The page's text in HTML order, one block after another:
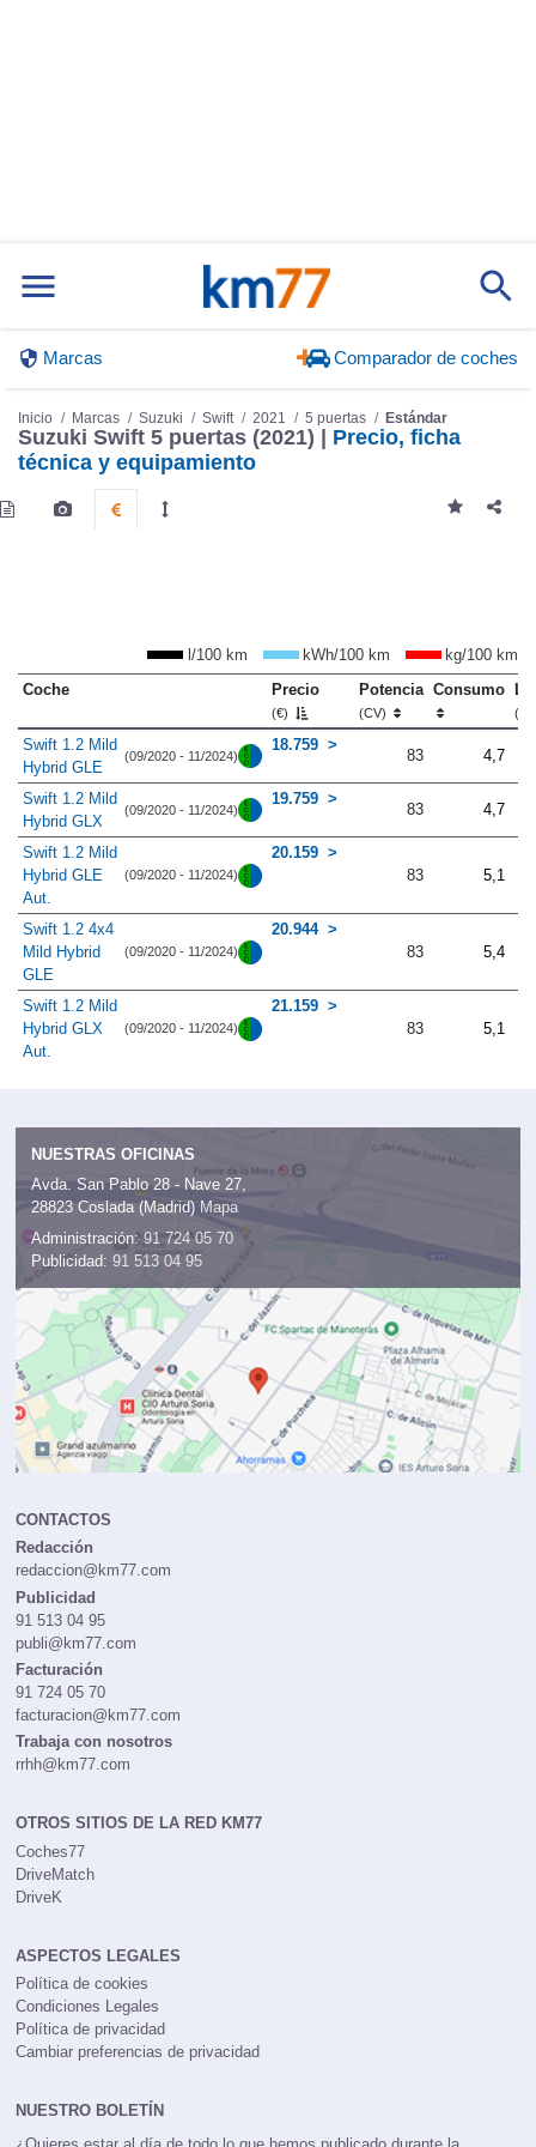
Marcas Comparador de coches
Inicio Marcas Suzuki Swift 2021 5 puertas Estándar
Suzuki Swift 5 puertas (2021) | Precio, ficha
técnica y equipamiento
l/100 km kWh/100 km
kg/100 km
Coche
Precio
(€)
Potencia
(CV)
Consumo
Swift 1.2 Mild
Hybrid GLE
(09/2020 - 11/2024)
18.759
83 4,7
Swift 1.2 Mild
Hybrid GLX
(09/2020 - 11/2024)
19.759
83 4,7
Swift 1.2 Mild
Hybrid GLE
Aut.
(09/2020 - 11/2024)
20.159
83
5,1
Swift 1.2 4x4
Mild Hybrid
GLE
(09/2020 - 11/2024)
20.944
83
5,4
Swift 1.2 Mild
Hybrid GLX
Aut.
(09/2020 - 11/2024)
21.159
83
5,1
NUESTRAS OFICINAS
Avda. San Pablo 28 - Nave 27,
28823 Coslada (Madrid) Mapa
Administración: 91 724 05 70
Publicidad: 91 513 04 95
CONTACTOS
Redacción
redaccion@km77.com
Publicidad
91 513 04 95
publi@km77.com
Facturación
91 724 05 70
facturacion@km77.com
Trabaja con nosotros
rrhh@km77.com
OTROS SITIOS DE LA RED KM77
Coches77
DriveMatch
DriveK
ASPECTOS LEGALES
Política de cookies
Condiciones Legales
Política de privacidad
Cambiar preferencias de privacidad
NUESTRO BOLETÍN